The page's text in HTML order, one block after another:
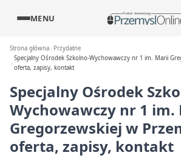
MENU
Strona główna
Przydatne
Specjalny Ośrodek Szkolno-Wychowawczy nr 1 im. Marii
oferta, zapisy, kontakt
Specjalny Ośrodek
Wychowawczy nr 1 im.
Gregorzewskiej w
oferta, zapisy, kontakt